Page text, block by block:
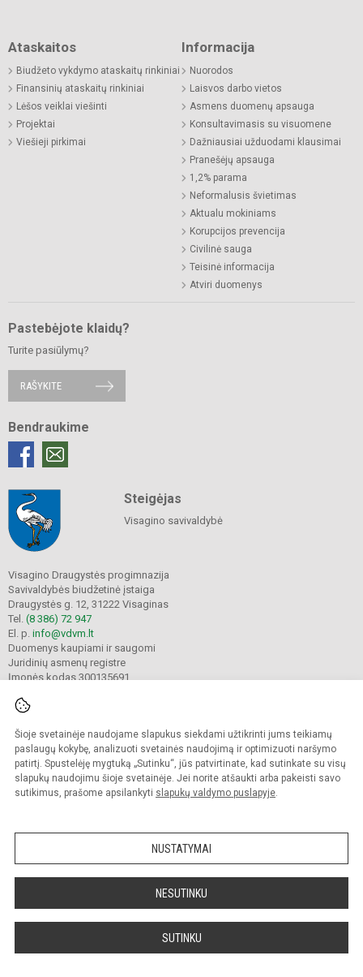
Šioje svetainėje naudojame slapukus siekdami užtikrinti jums teikiamų
paslaugų kokybę, analizuoti svetainės naudojimą ir optimizuoti naršymo
patirtį. Spustelėję mygtuką „Sutinku“, jūs patvirtinate, kad sutinkate su visų
slapukų naudojimu šioje svetainėje. Jei norite atšaukti arba pakeisti savo
sutikimus, prašome apsilankyti slapukų valdymo puslapyje.
NUSTATYMAI
NESUTINKU
SUTINKU
Ataskaitos
Biudžeto vykdymo ataskaitų rinkiniai
Finansinių ataskaitų rinkiniai
Lėšos veiklai viešinti
Projektai
Viešieji pirkimai
Informacija
Nuorodos
Laisvos darbo vietos
Asmens duomenų apsauga
Konsultavimasis su visuomene
Dažniausiai užduodami klausimai
Pranešėjų apsauga
1,2% parama
Neformalusis švietimas
Aktualu mokiniams
Korupcijos prevencija
Civilinė sauga
Teisinė informacija
Atviri duomenys
Pastebėjote klaidų?
Turite pasiūlymų?
RAŠYKITE
Bendraukime
Steigėjas
Visagino savivaldybė
Visagino Draugystės progimnazija
Savivaldybės biudžetinė įstaiga
Draugystės g. 12, 31222 Visaginas
Tel. (8 386) 72 947
El. p. info@vdvm.lt
Duomenys kaupiami ir saugomi
Juridinių asmenų registre
Įmonės kodas 300135691
© 2022. Visagino Draugystės progimnazija. Visos teisės saugomos.
Kopijuoti turinį be raštiško gimnazijos sutikimo griežtai draudžiama.
Prieinamumo paraiška Slapukų valdymas
Sumanus būdas atnaujinti